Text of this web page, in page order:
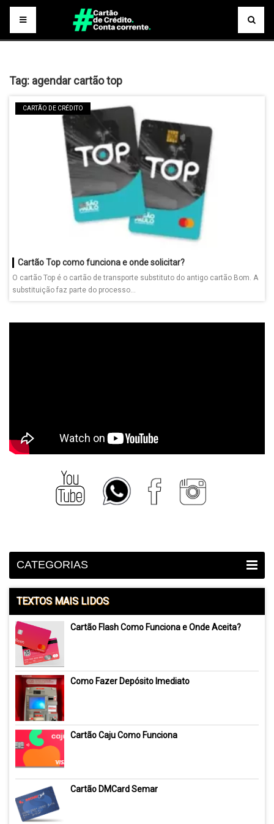
Tag: agendar cartão top
CARTÃO DE CRÉDITO
Cartão Top como funciona e onde solicitar?
O cartão Top é o cartão de transporte substituto do antigo cartão Bom. A
substituição faz parte do processo...
CATEGORIAS
TEXTOS MAIS LIDOS
Cartão Flash Como Funciona e Onde Aceita?
Como Fazer Depósito Imediato
Cartão Caju Como Funciona
Cartão DMCard Semar